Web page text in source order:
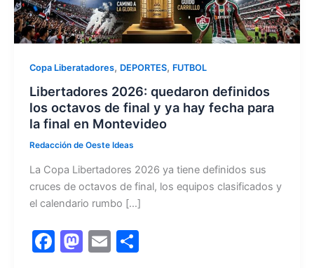
Copa Liberatadores, DEPORTES, FUTBOL
Libertadores 2026: quedaron definidos
los octavos de final y ya hay fecha para
la final en Montevideo
Redacción de Oeste Ideas
La Copa Libertadores 2026 ya tiene definidos sus
cruces de octavos de final, los equipos clasificados y
el calendario rumbo […]
F M E C